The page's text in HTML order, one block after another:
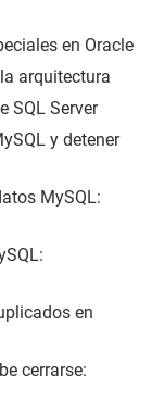
en Oracle
arquitectura
SQL Server
y detener
MySQL:
en
cerrarse: